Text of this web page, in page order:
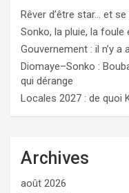
Rêver d’être star… et
Sonko, la pluie, la
Gouvernement : il n’y
Diomaye–Sonko :
qui dérange
Locales 2027 : de quoi
Archives
août 2026